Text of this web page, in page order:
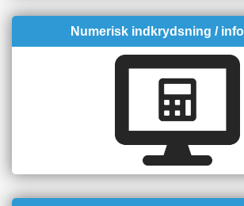
Numerisk indkrydsning /